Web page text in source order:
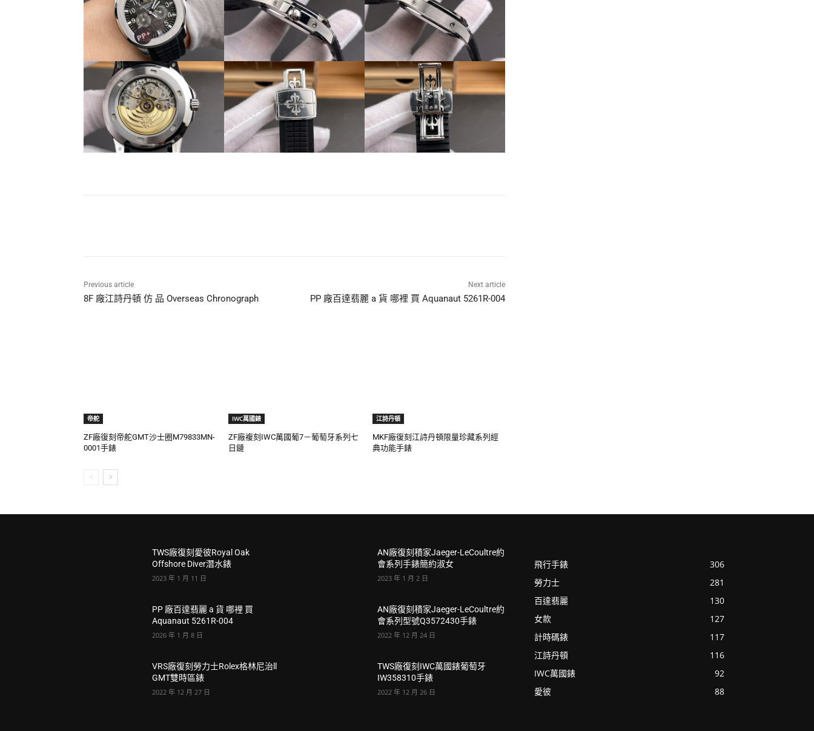
Previous article
8F 廠江詩丹頓 仿 品 Overseas Chronograph
Next article
PP 廠百達翡麗 a 貨 哪裡 買 Aquanaut 5261R-004
帝舵
ZF廠復刻帝舵GMT沙士圈M79833MN-
0001手錶
IWC萬國錶
ZF廠複刻IWC萬國葡7－葡萄牙系列七
日鏈
江詩丹頓
MKF廠復刻江詩丹頓限量珍藏系列經
典功能手錶
TWS廠復刻愛彼Royal Oak
Offshore Diver潛水錶
2023 年 1 月 11 日
PP 廠百達翡麗 a 貨 哪裡 買
Aquanaut 5261R-004
2026 年 1 月 8 日
VRS廠復刻勞力士Rolex格林尼治ll
GMT雙時區錶
2022 年 12 月 27 日
AN廠復刻積家Jaeger-LeCoultre約
會系列手錶簡約淑女
2023 年 1 月 2 日
AN廠復刻積家Jaeger-LeCoultre約
會系列型號Q3572430手錶
2022 年 12 月 24 日
TWS廠復刻IWC萬國錶葡萄牙
IW358310手錶
2022 年 12 月 26 日
飛行手錶
306
勞力士
281
百達翡麗
130
女款
127
計時碼錶
117
江詩丹頓
116
IWC萬國錶
92
愛彼
88